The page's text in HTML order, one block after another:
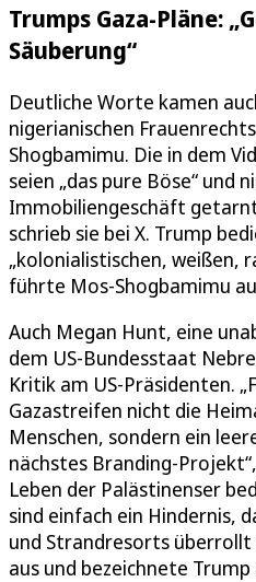
Trumps Gaza-Pläne:
Säuberung“
Deutliche Worte kamen
nigerianischen
Shogbamimu. Die in dem
seien „das pure Böse“ und
Immobiliengeschäft
schrieb sie bei X. Trump
„kolonialistischen, weißen,
führte Mos-Shogbamimu
Auch Megan Hunt, eine
dem US-Bundesstaat
Kritik am US-Präsidenten.
Gazastreifen nicht die
Menschen, sondern ein
nächstes Branding-
Leben der Palästinenser
sind einfach ein Hindernis,
und Strandresorts überrollt
aus und bezeichnete Trump